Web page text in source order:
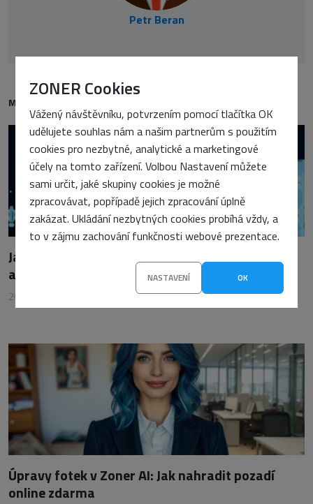
ZONER Cookies
Vážený návštěvníku, potvrzením pomocí tlačítka OK
udělujete souhlas nám a našim partnerům s použitím
cookies pro nezbytné, analytické a marketingové
účely na tomto zařízení. Volbou Nastavení můžete
sami určit, jaké skupiny cookies je možné
zpracovávat, popřípadě jejich zpracování úplně
zakázat. Ukládání nezbytných cookies probíhá vždy, a
to v zájmu zachování funkčnosti webové prezentace.
NASTAVENÍ OK
Petr Beran
MOHLO BY VÁS TAKÉ ZAJÍMAT
Jak vybrat AI infrastrukturu? Cloud vede, hybrid
a on-premise jsou doplňky
20. května 2026 Petra Sasínová
Úpravy fotek v Zoner AI: Jak nahradit pozadí
online zdarma